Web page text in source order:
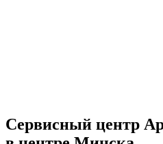
Сервисный центр